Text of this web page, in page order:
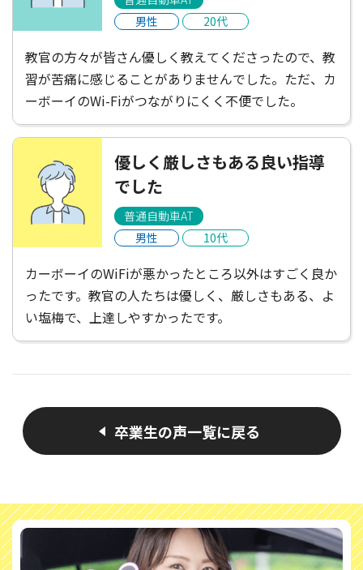
男性
20代
教官の方々が皆さん優しく教えてくださったので、教
習が苦痛に感じることがありませんでした。ただ、カ
ーボーイのWi-Fiがつながりにくく不便でした。
優しく厳しさもある良い指導
でした
普通自動車AT
男性
10代
カーボーイのWiFiが悪かったところ以外はすごく良か
ったです。教官の人たちは優しく、厳しさもある、よ
い塩梅で、上達しやすかったです。
卒業生の声一覧に戻る